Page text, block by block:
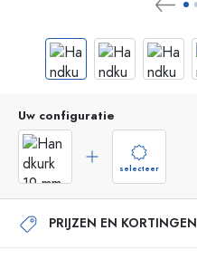
Uw configuratie
selecteer
PRIJZEN EN KORTINGEN